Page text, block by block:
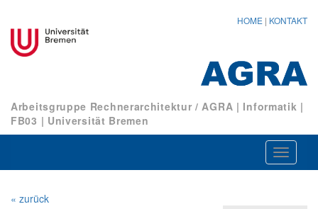
HOME | KONTAKT
Arbeitsgruppe Rechnerarchitektur / AGRA | Informatik |
FB03 | Universität Bremen
ein-/
« zurück